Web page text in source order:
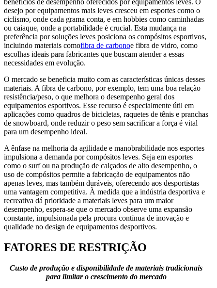
desejo por equipamentos mais leves cresceu em esportes como o
ciclismo, onde cada grama conta, e em hobbies como caminhadas
ou caiaque, onde a portabilidade é crucial. Esta mudança na
preferência por soluções leves posiciona os compósitos esportivos,
incluindo materiais comofibra de carbonoe fibra de vidro, como
escolhas ideais para fabricantes que buscam atender a essas
necessidades em evolução.
O mercado se beneficia muito com as características únicas desses
materiais. A fibra de carbono, por exemplo, tem uma boa relação
resistência/peso, o que melhora o desempenho geral dos
equipamentos esportivos. Esse recurso é especialmente útil em
aplicações como quadros de bicicletas, raquetes de tênis e pranchas
de snowboard, onde reduzir o peso sem sacrificar a força é vital
para um desempenho ideal.
A ênfase na melhoria da agilidade e manobrabilidade nos esportes
impulsiona a demanda por compósitos leves. Seja em esportes
como o surf ou na produção de calçados de alto desempenho, o
uso de compósitos permite a fabricação de equipamentos não
apenas leves, mas também duráveis, oferecendo aos desportistas
uma vantagem competitiva. À medida que a indústria desportiva e
recreativa dá prioridade a materiais leves para um maior
desempenho, espera-se que o mercado observe uma expansão
constante, impulsionada pela procura contínua de inovação e
qualidade no design de equipamentos desportivos.
FATORES DE RESTRIÇÃO
Custo de produção e disponibilidade de materiais tradicionais
para limitar o crescimento do mercado